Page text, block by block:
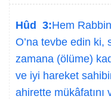
Hûd 3:Hem
O’na tevbe edin ki,
zamana (ölüme)
ve iyi hareket
ahirette